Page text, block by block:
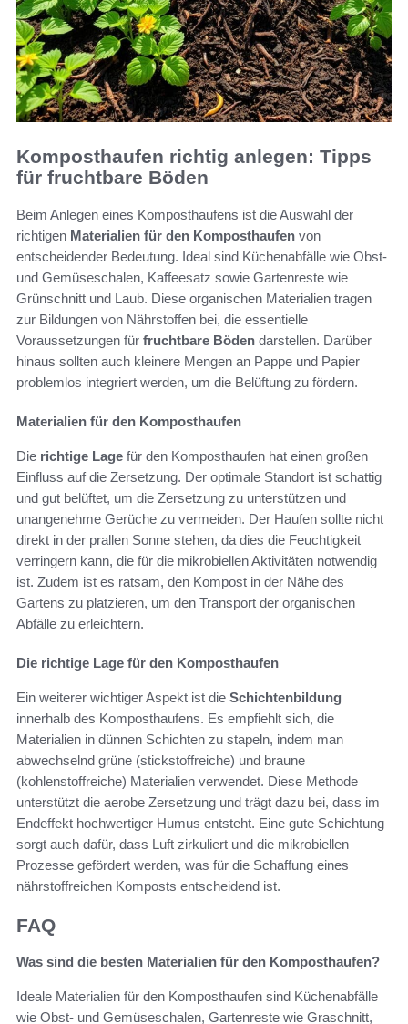
Komposthaufen richtig anlegen: Tipps
für fruchtbare Böden
Beim Anlegen eines Komposthaufens ist die Auswahl der
richtigen Materialien für den Komposthaufen von
entscheidender Bedeutung. Ideal sind Küchenabfälle wie Obst-
und Gemüseschalen, Kaffeesatz sowie Gartenreste wie
Grünschnitt und Laub. Diese organischen Materialien tragen
zur Bildungen von Nährstoffen bei, die essentielle
Voraussetzungen für fruchtbare Böden darstellen. Darüber
hinaus sollten auch kleinere Mengen an Pappe und Papier
problemlos integriert werden, um die Belüftung zu fördern.
Materialien für den Komposthaufen
Die richtige Lage für den Komposthaufen hat einen großen
Einfluss auf die Zersetzung. Der optimale Standort ist schattig
und gut belüftet, um die Zersetzung zu unterstützen und
unangenehme Gerüche zu vermeiden. Der Haufen sollte nicht
direkt in der prallen Sonne stehen, da dies die Feuchtigkeit
verringern kann, die für die mikrobiellen Aktivitäten notwendig
ist. Zudem ist es ratsam, den Kompost in der Nähe des
Gartens zu platzieren, um den Transport der organischen
Abfälle zu erleichtern.
Die richtige Lage für den Komposthaufen
Ein weiterer wichtiger Aspekt ist die Schichtenbildung
innerhalb des Komposthaufens. Es empfiehlt sich, die
Materialien in dünnen Schichten zu stapeln, indem man
abwechselnd grüne (stickstoffreiche) und braune
(kohlenstoffreiche) Materialien verwendet. Diese Methode
unterstützt die aerobe Zersetzung und trägt dazu bei, dass im
Endeffekt hochwertiger Humus entsteht. Eine gute Schichtung
sorgt auch dafür, dass Luft zirkuliert und die mikrobiellen
Prozesse gefördert werden, was für die Schaffung eines
nährstoffreichen Komposts entscheidend ist.
FAQ
Was sind die besten Materialien für den Komposthaufen?
Ideale Materialien für den Komposthaufen sind Küchenabfälle
wie Obst- und Gemüseschalen, Gartenreste wie Graschnitt,